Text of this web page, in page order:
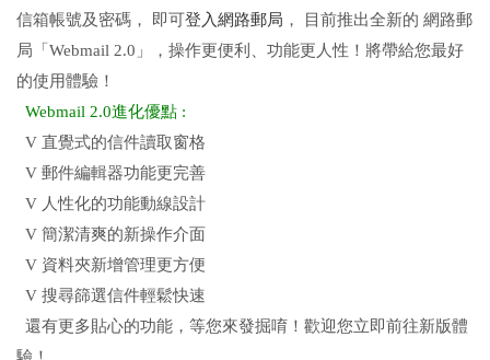
信箱帳號及密碼， 即可登入網路郵局 ， 目前推出全新的 網路郵
局「Webmail 2.0」，操作更便利、功能更人性！將帶給您最好
的使用體驗！
Webmail 2.0進化優點 :
V 直覺式的信件讀取窗格
V 郵件編輯器功能更完善
V 人性化的功能動線設計
V 簡潔清爽的新操作介面
V 資料夾新增管理更方便
V 搜尋篩選信件輕鬆快速
還有更多貼心的功能，等您來發掘唷！歡迎您立即前往新版體